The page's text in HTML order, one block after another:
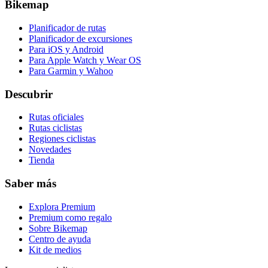
Bikemap
Planificador de rutas
Planificador de excursiones
Para iOS y Android
Para Apple Watch y Wear OS
Para Garmin y Wahoo
Descubrir
Rutas oficiales
Rutas ciclistas
Regiones ciclistas
Novedades
Tienda
Saber más
Explora Premium
Premium como regalo
Sobre Bikemap
Centro de ayuda
Kit de medios